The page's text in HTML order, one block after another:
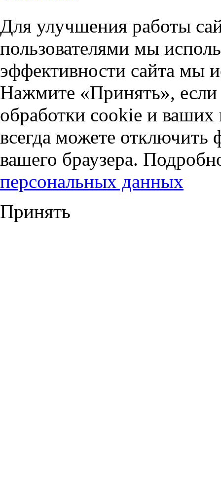
Для улучшения работы
пользователями мы
эффективности сайта мы
Нажмите «Принять», если
обработки cookie и
всегда можете отключить
вашего браузера.
персональных данных
Принять